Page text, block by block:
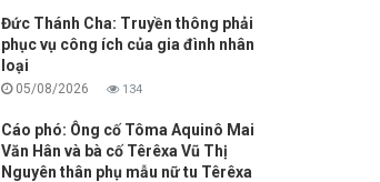
Đức Thánh Cha: Truyền thông phải
phục vụ công ích của gia đình nhân
loại
05/08/2026 134
Cáo phó: Ông cố Tôma Aquinô Mai
Văn Hân và bà cố Têrêxa Vũ Thị
Nguyên thân phụ mẫu nữ tu Têrêxa